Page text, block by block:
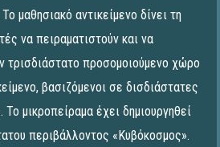
μαθησιακό αντικείμενο δίνει τη
να πειραματιστούν και να
τρισδιάστατο προσομοιούμενο χώρο
βασιζόμενοι σε δισδιάστατες
To μικροπείραμα έχει δημιουργηθεί
περιβάλλοντος «Κυβόκοσμος».